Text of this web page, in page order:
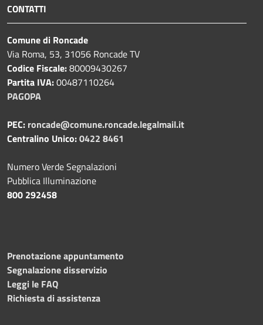
CONTATTI
Comune di Roncade
Via Roma, 53, 31056 Roncade TV
Codice Fiscale:80009430267
Partita IVA:00487110264
PAGOPA
PEC: roncade@comune.roncade.legalmail.it
Centralino Unico:0422 8461
Numero Verde Segnalazioni
Pubblica Illuminazione
800 292458
Prenotazione appuntamento
Segnalazione disservizio
Leggi le FAQ
Richiesta di assistenza